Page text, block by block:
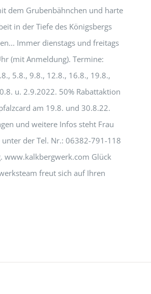
dem Grubenbähnchen und harte
in der Tiefe des Königsbergs
Immer dienstags und freitags
(mit Anmeldung). Termine:
5.8., 9.8., 12.8., 16.8., 19.8.,
u. 2.9.2022. 50% Rabattaktion
am 19.8. und 30.8.22.
und weitere Infos steht Frau
unter der Tel. Nr.: 06382-791-118
www.kalkbergwerk.com Glück
freut sich auf Ihren